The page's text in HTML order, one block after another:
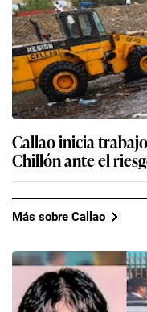
Callao inicia
Chillón ante el
Más sobre Callao